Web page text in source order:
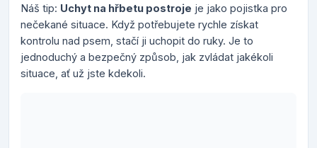
Náš tip: Uchyt na hřbetu postroje je jako pojistka pro
nečekané situace. Když potřebujete rychle získat
kontrolu nad psem, stačí ji uchopit do ruky. Je to
jednoduchý a bezpečný způsob, jak zvládat jakékoli
situace, ať už jste kdekoli.